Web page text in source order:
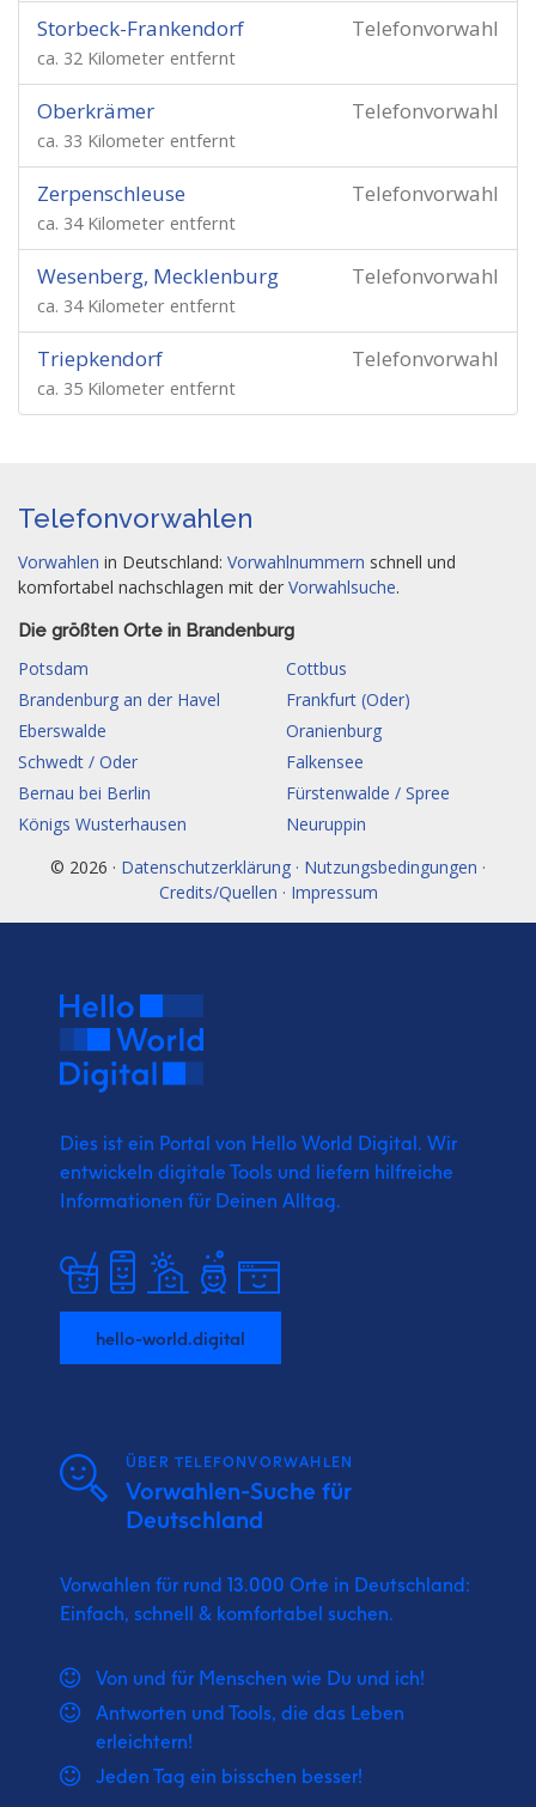
Telefonvorwahl
Storbeck-Frankendorf
ca. 32 Kilometer entfernt
Telefonvorwahl
Oberkrämer
ca. 33 Kilometer entfernt
Telefonvorwahl
Zerpenschleuse
ca. 34 Kilometer entfernt
Telefonvorwahl
Wesenberg, Mecklenburg
ca. 34 Kilometer entfernt
Telefonvorwahl
Triepkendorf
ca. 35 Kilometer entfernt
Telefonvorwahlen
Vorwahlen in Deutschland: Vorwahlnummern schnell und
komfortabel nachschlagen mit der Vorwahlsuche.
Die größten Orte in Brandenburg
Potsdam
Cottbus
Brandenburg an der Havel
Frankfurt (Oder)
Eberswalde
Oranienburg
Schwedt / Oder
Falkensee
Bernau bei Berlin
Fürstenwalde / Spree
Königs Wusterhausen
Neuruppin
© 2026 · Datenschutzerklärung · Nutzungsbedingungen ·
Credits/Quellen · Impressum
Dies ist ein Portal von Hello World Digital. Wir
entwickeln digitale Tools und liefern hilfreiche
Informationen für Deinen Alltag.
hello-world.digital
ÜBER TELEFONVORWAHLEN
Vorwahlen-Suche für
Deutschland
Vorwahlen für rund 13.000 Orte in Deutschland:
Einfach, schnell & komfortabel suchen.
Von und für Menschen wie Du und ich!
Antworten und Tools, die das Leben
erleichtern!
Jeden Tag ein bisschen besser!